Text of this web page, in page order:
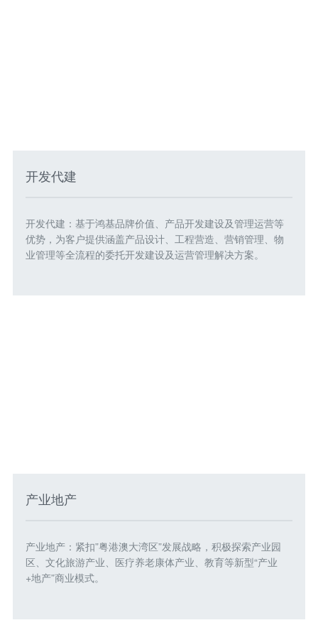
开发代建
开发代建：基于鸿基品牌价值、产品开发建设及管理运营等
优势，为客户提供涵盖产品设计、工程营造、营销管理、物
业管理等全流程的委托开发建设及运营管理解决方案。
产业地产
产业地产：紧扣”粤港澳大湾区”发展战略，积极探索产业园
区、文化旅游产业、医疗养老康体产业、教育等新型“产业
+地产”商业模式。